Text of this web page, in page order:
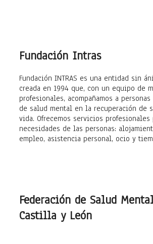
Fundación Intras
Fundación INTRAS es una entidad sin
creada en 1994 que, con un equipo de
profesionales, acompañamos a
de salud mental en la recuperación de
vida. Ofrecemos servicios profesionales
necesidades de las personas:
empleo, asistencia personal, ocio y
Federación de Salud
Castilla y León